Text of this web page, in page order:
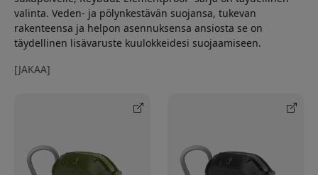
valinta. Veden- ja pölynkestävän suojansa, tukevan
rakenteensa ja helpon asennuksensa ansiosta se on
täydellinen lisävaruste kuulokkeidesi suojaamiseen.
[JAKAA]